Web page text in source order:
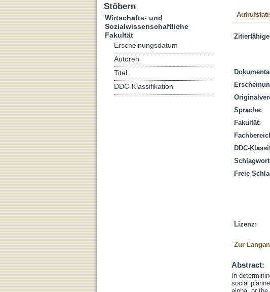
Sprache:
Fakultät:
DDC-
Freie
Lizenz:
Zur
Abstract:
In
social
Stöbern
Wirtschafts- und
Sozialwissenschaftliche
Fakultät
Erscheinungsdatum
Autoren
Titel
DDC-Klassifikation